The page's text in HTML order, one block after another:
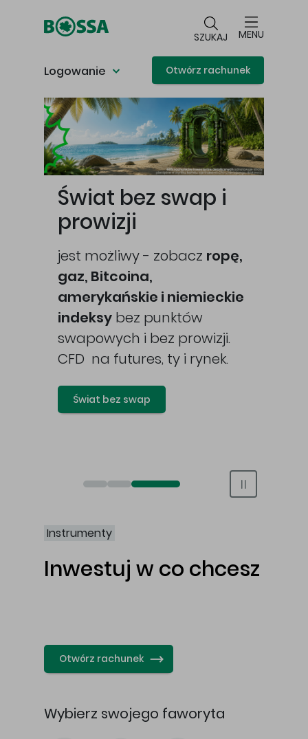
SZUKAJ MENU
Logowanie Otwórz rachunek
Główna treść
Świat bez swap i
prowizji
jest możliwy - zobacz ropę,
gaz, Bitcoina,
amerykańskie i niemieckie
indeksy bez punktów
swapowych i bez prowizji.
CFD na futures, ty i rynek.
Świat bez swap
Otwórz rachunek maklerski online
Otwórz konto IKE/IKZE
Świat bez swap i prowizji
Instrumenty
Inwestuj w co chcesz
Otwórz rachunek
Wybierz swojego faworyta